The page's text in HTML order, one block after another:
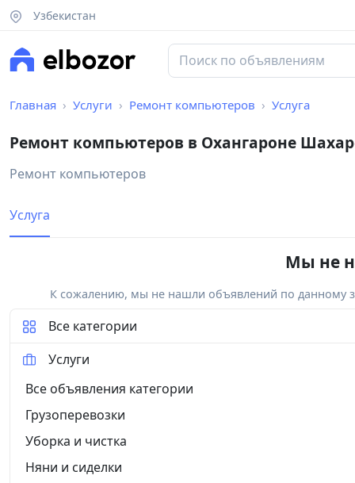
Узбекистан
Главная Услуги Ремонт компьютеров Услуга
Ремонт компьютеров в Охангароне
Ремонт компьютеров
Услуга
Мы не
К сожалению, мы не нашли объявлений по данному
Все категории
Услуги
Все объявления категории
Грузоперевозки
Уборка и чистка
Няни и сиделки